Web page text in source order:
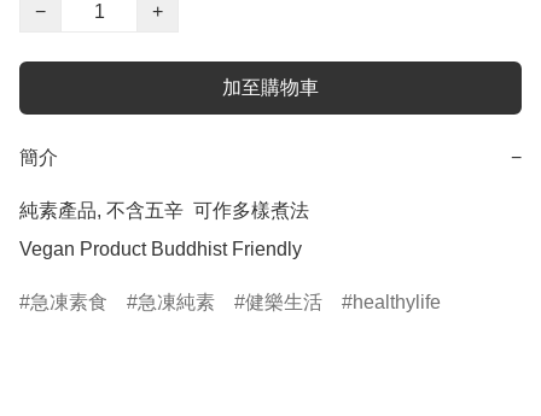
−
+
加至購物車
簡介 −
純素產品, 不含五辛  可作多樣煮法
Vegan Product Buddhist Friendly
急凍素食 急凍純素 健樂生活 healthylife